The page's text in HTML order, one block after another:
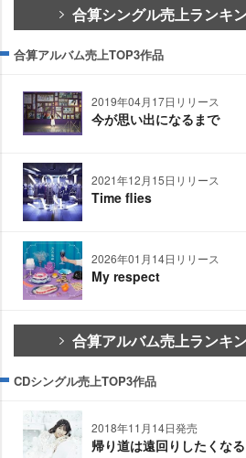
合算シングル売上ランキ
合算アルバム売上TOP3作品
2019年04月17日リリース
今が思い出になるまで
2021年12月15日リリース
Time flies
2026年01月14日リリース
My respect
合算アルバム売上ランキ
CDシングル売上TOP3作品
2018年11月14日発売
帰り道は遠回りしたくなる